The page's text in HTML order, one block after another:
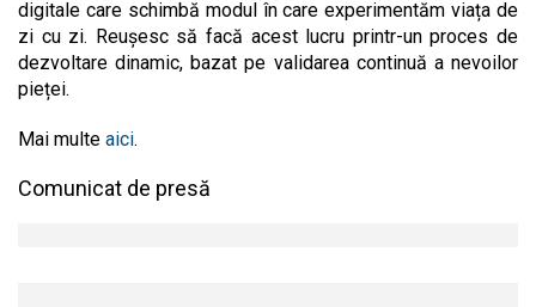
digitale care schimbă modul în care experimentăm viața de
zi cu zi. Reușesc să facă acest lucru printr-un proces de
dezvoltare dinamic, bazat pe validarea continuă a nevoilor
pieței.
Mai multe aici.
Comunicat de presă